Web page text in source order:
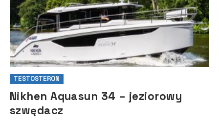
TESTOSTERON
Nikhen Aquasun 34 – jeziorowy
szwędacz